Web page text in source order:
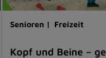
Senioren | Freizeit
Kopf und Beine –